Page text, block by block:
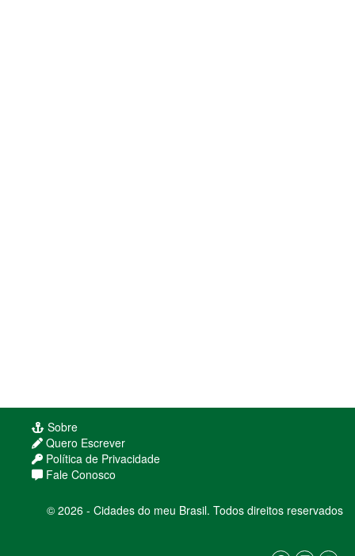
Sobre
Quero Escrever
Política de Privacidade
Fale Conosco
© 2026 - Cidades do meu Brasil. Todos direitos reservados